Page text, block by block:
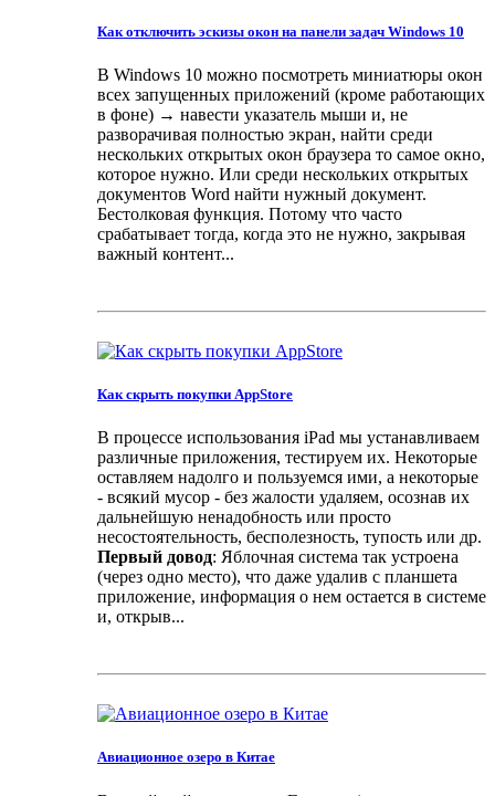
Как отключить эскизы окон на панели задач Windows 10
В Windows 10 можно посмотреть миниатюры окон
всех запущенных приложений (кроме работающих
в фоне) → навести указатель мыши и, не
разворачивая полностью экран, найти среди
нескольких открытых окон браузера то самое окно,
которое нужно. Или среди нескольких открытых
документов Word найти нужный документ.
Бестолковая функция. Потому что часто
срабатывает тогда, когда это не нужно, закрывая
важный контент...
Как скрыть покупки AppStore
В процессе использования iPad мы устанавливаем
различные приложения, тестируем их. Некоторые
оставляем надолго и пользуемся ими, а некоторые
- всякий мусор - без жалости удаляем, осознав их
дальнейшую ненадобность или просто
несостоятельность, бесполезность, тупость или др.
Первый довод: Яблочная система так устроена
(через одно место), что даже удалив с планшета
приложение, информация о нем остается в системе
и, открыв...
Авиационное озеро в Китае